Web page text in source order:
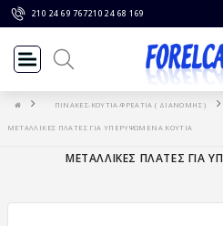
210 24 69 767210 24 68 169
ΠΙΝΑΚΕΣ-ΚΟΥΤΙΑ-ΦΡΕΑΤΙΑ ( ΔΙΑΝΟΜΗΣ )
ΜΕΤΑΛΛΙΚΕΣ ΠΛΑΤΕΣ ΓΙΑ ΥΠΕΡΥΨΩΜΕΝΑ ΚΟΥΤΙΑ
ΜΕΤΑΛΛΙΚΕΣ ΠΛΑΤΕΣ ΓΙΑ